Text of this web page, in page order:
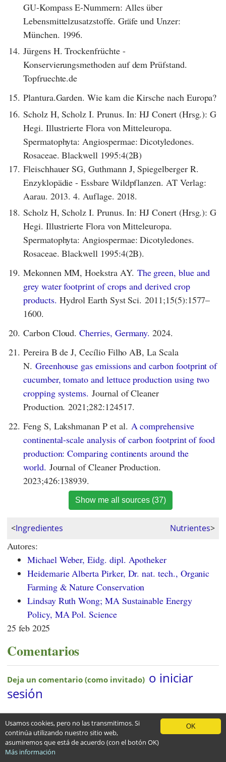
GU-Kompass E-Nummern: Alles über
Lebensmittelzusatzstoffe. Gräfe und Unzer:
München. 1996.
14. Jürgens H. Trockenfrüchte -
Konservierungsmethoden auf dem Prüfstand.
Topfruechte.de
15. Plantura.Garden. Wie kam die Kirsche nach Europa?
16. Scholz H, Scholz I. Prunus. In: HJ Conert (Hrsg.): G
Hegi. Illustrierte Flora von Mitteleuropa.
Spermatophyta: Angiospermae: Dicotyledones.
Rosaceae. Blackwell 1995:4(2B)
17. Fleischhauer SG, Guthmann J, Spiegelberger R.
Enzyklopädie - Essbare Wildpflanzen. AT Verlag:
Aarau. 2013. 4. Auflage. 2018.
18. Scholz H, Scholz I. Prunus. In: HJ Conert (Hrsg.): G
Hegi. Illustrierte Flora von Mitteleuropa.
Spermatophyta: Angiospermae: Dicotyledones.
Rosaceae. Blackwell 1995:4(2B).
19. Mekonnen MM, Hoekstra AY. The green, blue and
grey water footprint of crops and derived crop
products. Hydrol Earth Syst Sci. 2011;15(5):1577–
1600.
20. Carbon Cloud.Cherries, Germany. 2024.
21. Pereira B de J, Cecílio Filho AB, La Scala
N. Greenhouse gas emissions and carbon footprint of
cucumber, tomato and lettuce production using two
cropping systems. Journal of Cleaner
Production. 2021;282:124517.
22. Feng S, Lakshmanan P et al. A comprehensive
continental-scale analysis of carbon footprint of food
production: Comparing continents around the
world. Journal of Cleaner Production.
2023;426:138939.
Show me all sources (37)
<Ingredientes Nutrientes>
Autores:
Michael Weber, Eidg. dipl. Apotheker
Heidemarie Alberta Pirker, Dr. nat. tech., Organic
Farming & Nature Conservation
Lindsay Ruth Wong; MA Sustainable Energy
Policy, MA Pol. Science
25 feb 2025
Comentarios
OK
Usamos cookies, pero no las transmitimos. Si
continúa utilizando nuestro sitio web,
asumiremos que está de acuerdo (con el botón OK)
Más información